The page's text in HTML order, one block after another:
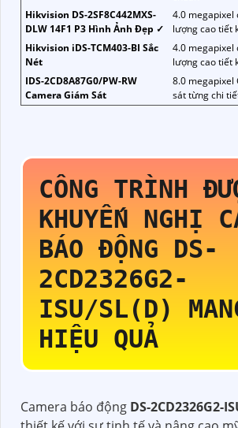
Hikvision DS-2SF8C442MXS-
DLW 14F1 P3 Hình Ảnh Đẹp ✓
4.0 megapixel
lượng cao tiết
Hikvision iDS-TCM403-BI Sắc
Nét
4.0 megapixel
lượng cao tiết
IDS-2CD8A87G0/PW-RW
Camera Giám Sát
8.0 megapixel
sát từng chi
CÔNG TRÌNH
KHUYẾN NGHỊ
BÁO ĐỘNG DS-
2CD2326G2-
ISU/SL(D)
HIỆU QUẢ
Camera báo động DS-2CD2326G2-